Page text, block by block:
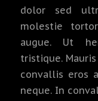
dolor sed
molestie
augue. Ut
tristique.
convallis eros
neque. In